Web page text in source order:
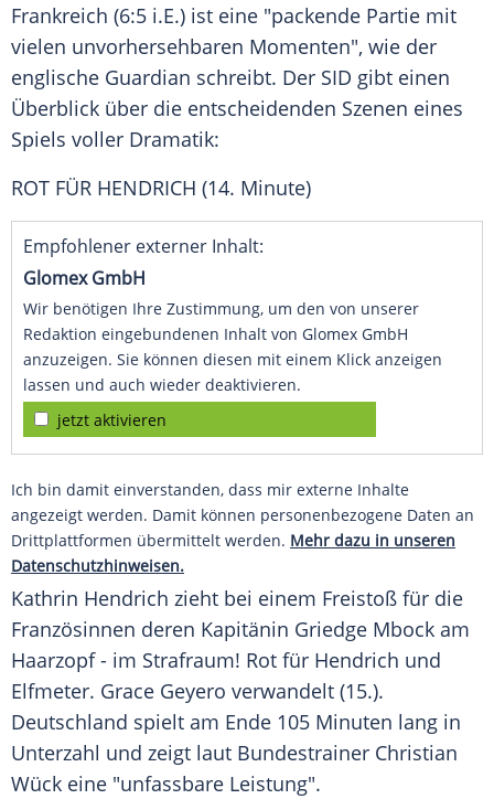
Frankreich (6:5 i.E.) ist eine "packende Partie mit
vielen unvorhersehbaren Momenten", wie der
englische Guardian schreibt. Der SID gibt einen
Überblick über die entscheidenden Szenen eines
Spiels voller Dramatik:
ROT FÜR HENDRICH (14. Minute)
Empfohlener externer Inhalt:
Glomex GmbH
Wir benötigen Ihre Zustimmung, um den von unserer
Redaktion eingebundenen Inhalt von Glomex GmbH
anzuzeigen. Sie können diesen mit einem Klick anzeigen
lassen und auch wieder deaktivieren.
jetzt aktivieren
Ich bin damit einverstanden, dass mir externe Inhalte
angezeigt werden. Damit können personenbezogene Daten an
Drittplattformen übermittelt werden. Mehr dazu in unseren
Datenschutzhinweisen.
Kathrin Hendrich zieht bei einem Freistoß für die
Französinnen deren Kapitänin Griedge Mbock am
Haarzopf - im Strafraum! Rot für Hendrich und
Elfmeter. Grace Geyero verwandelt (15.).
Deutschland spielt am Ende 105 Minuten lang in
Unterzahl und zeigt laut Bundestrainer Christian
Wück eine "unfassbare Leistung".